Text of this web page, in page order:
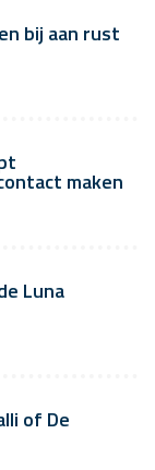
bij aan rust
maken
Luna
of De